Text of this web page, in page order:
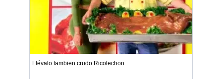
Llévalo tambien crudo Ricolechon